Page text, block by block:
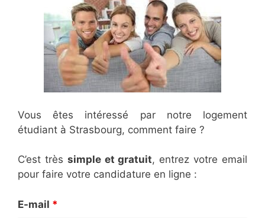
Vous êtes intéressé par notre logement
étudiant à Strasbourg, comment faire ?
C’est très simple et gratuit, entrez votre email
pour faire votre candidature en ligne :
E-mail *